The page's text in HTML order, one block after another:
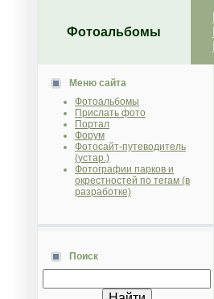
Фотоальбомы
Меню сайта
Фотоальбомы
Прислать фото
Портал
Форум
Фотосайт-путеводитель
(устар.)
Фотографии парков и
окрестностей по тегам (в
разработке)
Поиск